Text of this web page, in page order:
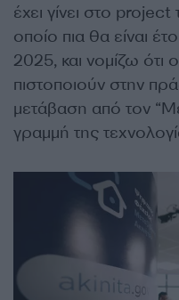
έχει γίνει στο
οποίο πια θα είναι
2025, και νομίζω ότι
πιστοποιούν στην
μετάβαση από τον
γραμμή της